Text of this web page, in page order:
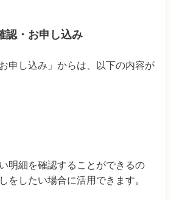
認・お申し込み
申し込み」からは、以下の内容が
明細を確認することができるの
をしたい場合に活用できます。